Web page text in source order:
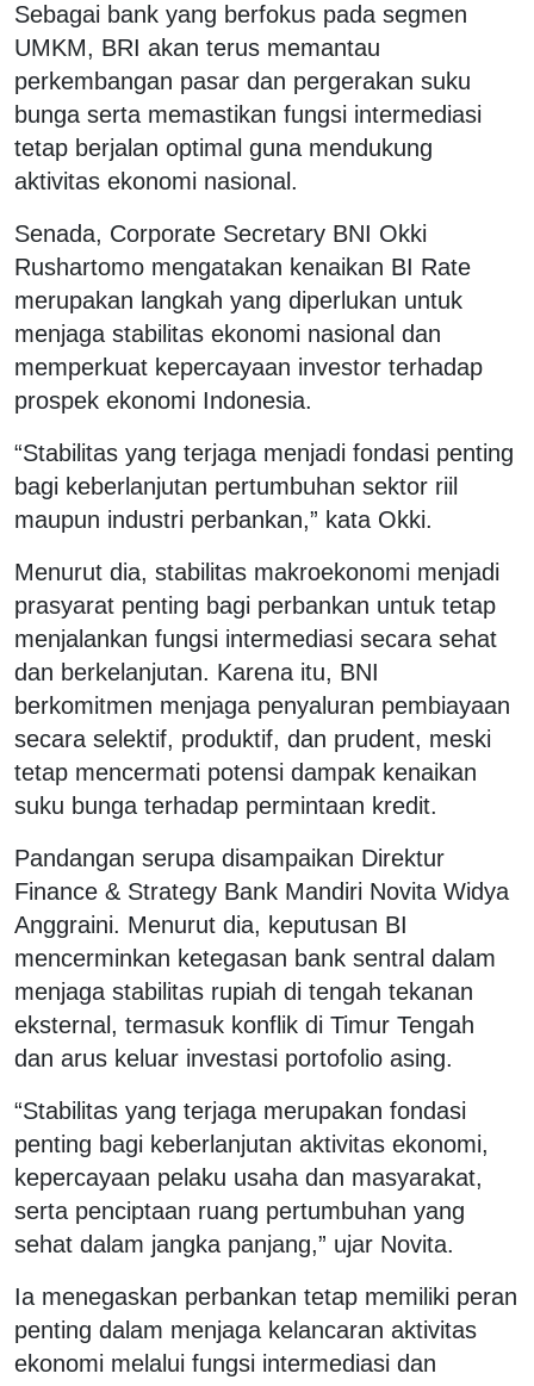
Sebagai bank yang berfokus pada segmen
UMKM, BRI akan terus memantau
perkembangan pasar dan pergerakan suku
bunga serta memastikan fungsi intermediasi
tetap berjalan optimal guna mendukung
aktivitas ekonomi nasional.
Senada, Corporate Secretary BNI Okki
Rushartomo mengatakan kenaikan BI Rate
merupakan langkah yang diperlukan untuk
menjaga stabilitas ekonomi nasional dan
memperkuat kepercayaan investor terhadap
prospek ekonomi Indonesia.
“Stabilitas yang terjaga menjadi fondasi penting
bagi keberlanjutan pertumbuhan sektor riil
maupun industri perbankan,” kata Okki.
Menurut dia, stabilitas makroekonomi menjadi
prasyarat penting bagi perbankan untuk tetap
menjalankan fungsi intermediasi secara sehat
dan berkelanjutan. Karena itu, BNI
berkomitmen menjaga penyaluran pembiayaan
secara selektif, produktif, dan prudent, meski
tetap mencermati potensi dampak kenaikan
suku bunga terhadap permintaan kredit.
Pandangan serupa disampaikan Direktur
Finance & Strategy Bank Mandiri Novita Widya
Anggraini. Menurut dia, keputusan BI
mencerminkan ketegasan bank sentral dalam
menjaga stabilitas rupiah di tengah tekanan
eksternal, termasuk konflik di Timur Tengah
dan arus keluar investasi portofolio asing.
“Stabilitas yang terjaga merupakan fondasi
penting bagi keberlanjutan aktivitas ekonomi,
kepercayaan pelaku usaha dan masyarakat,
serta penciptaan ruang pertumbuhan yang
sehat dalam jangka panjang,” ujar Novita.
Ia menegaskan perbankan tetap memiliki peran
penting dalam menjaga kelancaran aktivitas
ekonomi melalui fungsi intermediasi dan